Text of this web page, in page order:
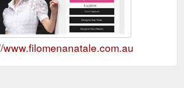
www.filomenanatale.com.au